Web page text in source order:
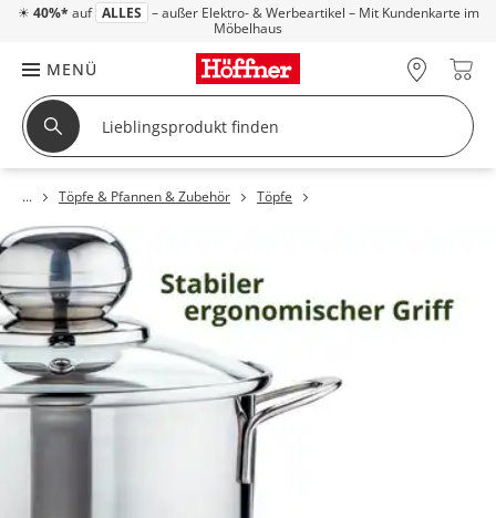
☀ 40%* auf ALLES – außer Elektro- & Werbeartikel – Mit Kundenkarte im
Möbelhaus
MENÜ
Töpfe & Pfannen & Zubehör Töpfe